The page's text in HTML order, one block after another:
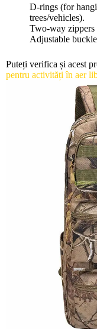
D-rings (for
trees/vehicles).
Two-way zippers
Adjustable
Puteți verifica și acest
pentru activități în aer